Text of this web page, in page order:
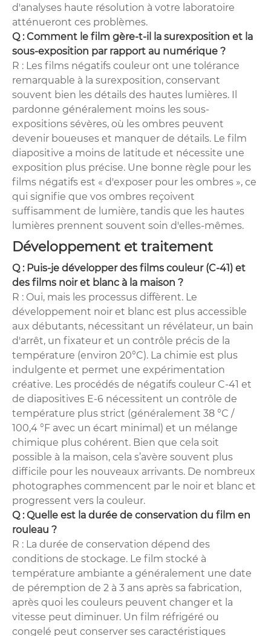
d'analyses haute résolution à votre laboratoire
atténueront ces problèmes.
Q : Comment le film gère-t-il la surexposition et la
sous-exposition par rapport au numérique ?
R : Les films négatifs couleur ont une tolérance
remarquable à la surexposition, conservant
souvent bien les détails des hautes lumières. Il
pardonne généralement moins les sous-
expositions sévères, où les ombres peuvent
devenir boueuses et manquer de détails. Le film
diapositive a moins de latitude et nécessite une
exposition plus précise. Une bonne règle pour les
films négatifs est « d'exposer pour les ombres », ce
qui signifie que vos ombres reçoivent
suffisamment de lumière, tandis que les hautes
lumières prennent souvent soin d'elles-mêmes.
Développement et traitement
Q : Puis-je développer des films couleur (C-41) et
des films noir et blanc à la maison ?
R : Oui, mais les processus diffèrent. Le
développement noir et blanc est plus accessible
aux débutants, nécessitant un révélateur, un bain
d'arrêt, un fixateur et un contrôle précis de la
température (environ 20°C). La chimie est plus
indulgente et permet une expérimentation
créative. Les procédés de négatifs couleur C-41 et
de diapositives E-6 nécessitent un contrôle de
température plus strict (généralement 38 °C /
100,4 °F avec un écart minimal) et un mélange
chimique plus cohérent. Bien que cela soit
possible à la maison, cela s’avère souvent plus
difficile pour les nouveaux arrivants. De nombreux
photographes commencent par le noir et blanc et
progressent vers la couleur.
Q : Quelle est la durée de conservation du film en
rouleau ?
R : La durée de conservation dépend des
conditions de stockage. Le film stocké à
température ambiante a généralement une date
de péremption de 2 à 3 ans après sa fabrication,
après quoi les couleurs peuvent changer et la
vitesse peut diminuer. Un film réfrigéré ou
congelé peut conserver ses caractéristiques